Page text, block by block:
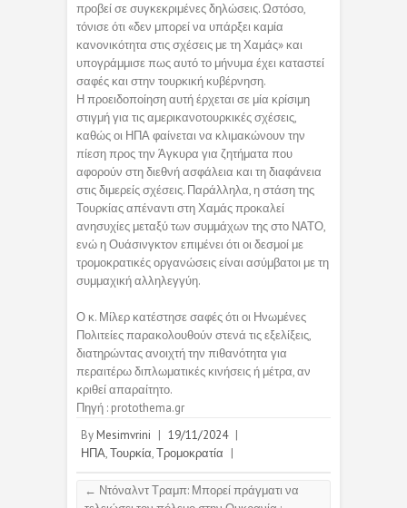
προβεί σε συγκεκριμένες δηλώσεις. Ωστόσο,
τόνισε ότι «δεν μπορεί να υπάρξει καμία
κανονικότητα στις σχέσεις με τη Χαμάς» και
υπογράμμισε πως αυτό το μήνυμα έχει καταστεί
σαφές και στην τουρκική κυβέρνηση.
Η προειδοποίηση αυτή έρχεται σε μία κρίσιμη
στιγμή για τις αμερικανοτουρκικές σχέσεις,
καθώς οι ΗΠΑ φαίνεται να κλιμακώνουν την
πίεση προς την Άγκυρα για ζητήματα που
αφορούν στη διεθνή ασφάλεια και τη διαφάνεια
στις διμερείς σχέσεις. Παράλληλα, η στάση της
Τουρκίας απέναντι στη Χαμάς προκαλεί
ανησυχίες μεταξύ των συμμάχων της στο ΝΑΤΟ,
ενώ η Ουάσινγκτον επιμένει ότι οι δεσμοί με
τρομοκρατικές οργανώσεις είναι ασύμβατοι με τη
συμμαχική αλληλεγγύη.
Ο κ. Μίλερ κατέστησε σαφές ότι οι Ηνωμένες
Πολιτείες παρακολουθούν στενά τις εξελίξεις,
διατηρώντας ανοιχτή την πιθανότητα για
περαιτέρω διπλωματικές κινήσεις ή μέτρα, αν
κριθεί απαραίτητο.
Πηγή : protothema.gr
By Mesimvrini | 19/11/2024 |
ΗΠΑ,Τουρκία,Τρομοκρατία |
← Ντόναλντ Τραμπ: Μπορεί πράγματι να